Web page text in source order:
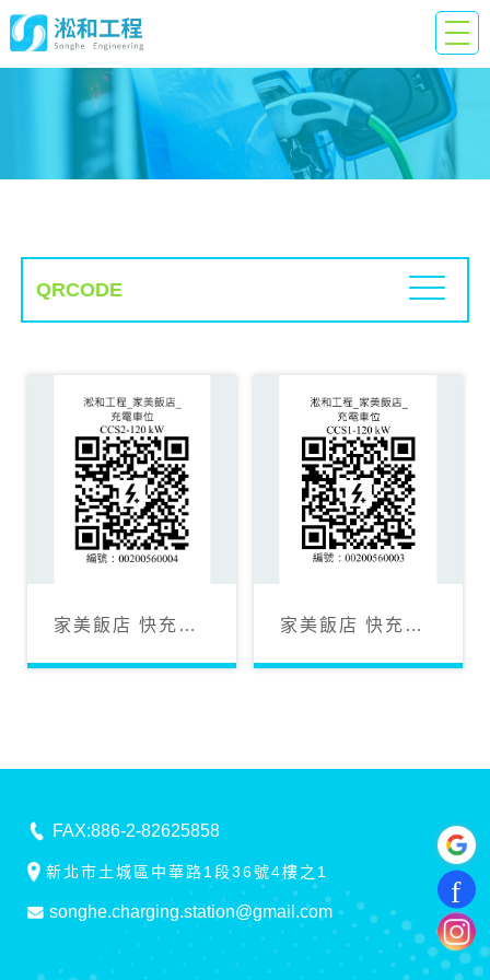
QR
Code
QRCODE
家美飯店 快充
家美飯店 快充
FAX:886-2-82625858
新北市土城區中華路1段36號4樓之1
songhe.charging.station@gmail.com